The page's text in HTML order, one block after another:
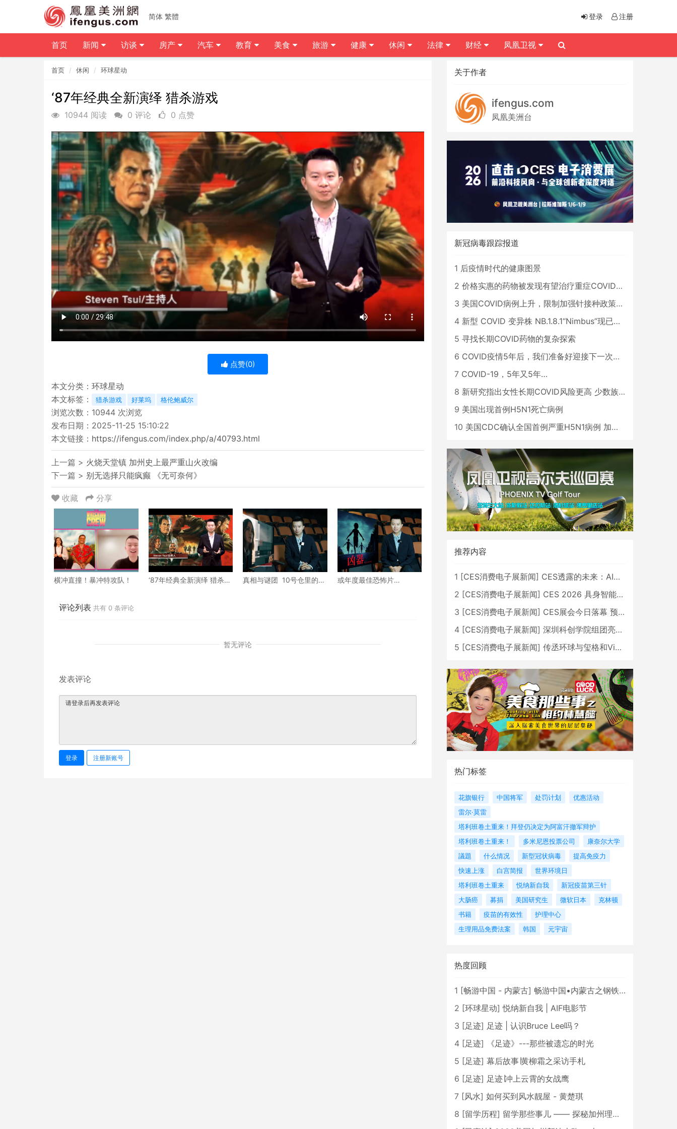
首页 休闲 环球星动
‘87年经典全新演绎 猎杀游戏
10944 阅读 0 评论 0 点赞
点赞(0)
本文分类： 环球星动
本文标签：
猎杀游戏 好莱坞 格伦鲍威尔
浏览次数： 10944 次浏览
发布日期：2025-11-25 15:10:22
本文链接： https://ifengus.com/index.php/a/40793.html
上一篇 > 火烧天堂镇 加州史上最严重山火改编
下一篇 > 别无选择只能疯癫 《无可奈何》
收藏 分享
横冲直撞！暴冲特攻队！
‘87年经典全新演绎 猎杀游
真相与谜团 10号仓里的女
或年度最佳恐怖片
评论列表 共有 0 条评论
暂无评论
发表评论
登录 注册新账号
关于作者
ifengus.com
凤凰美洲台
新冠病毒跟踪报道
1 后疫情时代的健康图景
2 价格实惠的药物被发现有望治疗重症COVID患者
3 美国COVID病例上升，限制加强针接种政策即将出台
4 新型 COVID 变异株 NB.1.8.1“Nimbus”现已在美国占据主导地位
5 寻找长期COVID药物的复杂探索
6 COVID疫情5年后，我们准备好迎接下一次大流行了吗？
7 COVID-19，5年又5年…
8 新研究指出女性长期COVID风险更高 少数族裔儿童存在差异
9 美国出现首例H5N1死亡病例
10 美国CDC确认全国首例严重H5N1病例 加州进入紧急状态
推荐内容
1 [CES消费电子展新闻] CES透露的未来：AI、机器人与智能生活大爆发
2 [CES消费电子展新闻] CES 2026 具身智能与创新领域 中国公司大放异彩
3 [CES消费电子展新闻] CES展会今日落幕 预计2026行业收入将超五千亿美元
4 [CES消费电子展新闻] 深圳科创学院组团亮相CES 广受好评
5 [CES消费电子展新闻] 传丞环球与玺格和VibeLens共同推出全新耳机
热门标签
花旗银行 中国将军 处罚计划
优惠活动
雷尔·莫雷
塔利班卷土重来！拜登仍决定为阿富汗撤军辩护
塔利班卷土重来！
多米尼恩投票公司
康奈尔大学
議題
什么情况 新型冠状病毒
提高免疫力
快速上涨
白宫简报
世界环境日
塔利班卷土重来
悦纳新自我
新冠疫苗第三针
大肠癌
募捐 美国研究生 微软日本
克林顿
书籍
疫苗的有效性
护理中心
生理用品免费法案
韩国 元宇宙
热度回顾
1 [畅游中国 - 内蒙古] 畅游中国•内蒙古之钢铁骄子，魅力包头
2 [环球星动] 悦纳新自我 | AIF电影节
3 [足迹] 足迹 | 认识Bruce Lee吗？
4 [足迹]
《足迹》---那些被遗忘的时光
5 [足迹] 幕后故事∣黄柳霜之采访手札
6 [足迹] 足迹∣冲上云霄的女战鹰
7 [风水] 如何买到风水靓屋 - 黄楚琪
8 [留学历程] 留学那些事儿 —— 探秘加州理工学院Caltech博士生活 [上集]
简体 繁體 登录 注册
首页 新闻 访谈 房产 汽车 教育 美食 旅游 健康 休闲 法律 财经 凤凰卫视